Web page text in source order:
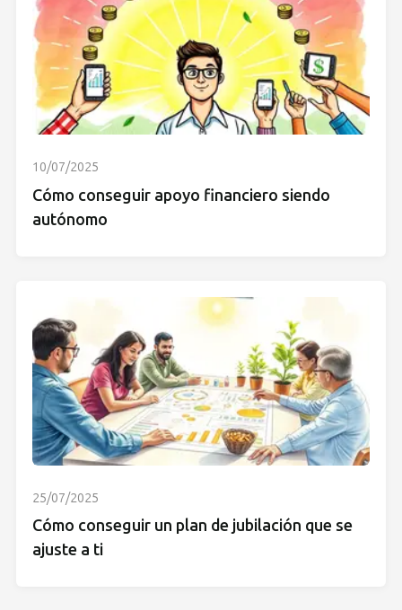
10/07/2025
Cómo conseguir apoyo financiero siendo
autónomo
25/07/2025
Cómo conseguir un plan de jubilación que se
ajuste a ti